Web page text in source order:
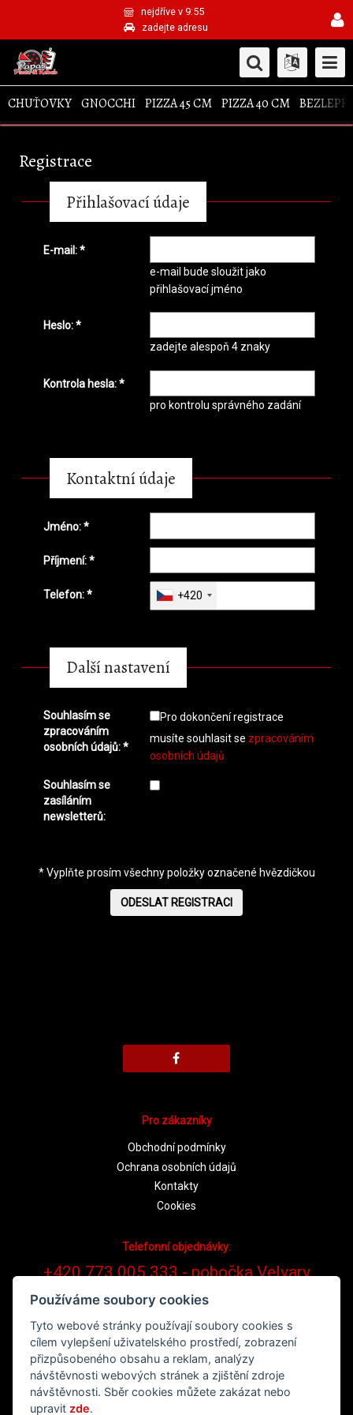
nejdříve v 9:55
zadejte adresu
CHUŤOVKY GNOCCHI PIZZA 45 CM PIZZA 40 CM
Registrace
Přihlašovací údaje
E-mail: *
e-mail bude sloužit jako
přihlašovací jméno
Heslo: *
zadejte alespoň 4 znaky
Kontrola hesla: *
pro kontrolu správného zadání
Kontaktní údaje
Jméno: *
Příjmení: *
Telefon: * +420
Další nastavení
Souhlasím se
zpracováním
osobních údajů: *
Pro dokončení registrace
musíte souhlasit se zpracováním
osobních údajů
Souhlasím se
zasíláním
newsletterů:
*Vyplňte prosím všechny položky označené hvězdičkou
Pro zákazníky
Obchodní podmínky
Ochrana osobních údajů
Kontakty
Cookies
Telefonní objednávky:
+420 773 005 333 - pobočka Velvary
Používáme soubory cookies
Tyto webové stránky používají soubory cookies s
cílem vylepšení uživatelského prostředí, zobrazení
přizpůsobeného obsahu a reklam, analýzy
návštěvnosti webových stránek a zjištění zdroje
návštěvnosti. Sběr cookies můžete zakázat nebo
upravit zde.